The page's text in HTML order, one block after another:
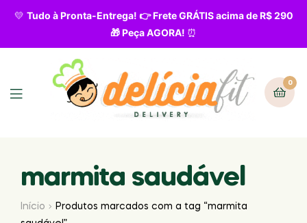
💛 Tudo à Pronta-Entrega! 👉 Frete GRÁTIS acima de R$ 290
🎁 Peça AGORA! ⏰
0
marmita saudável
Início
Produtos marcados com a tag “marmita